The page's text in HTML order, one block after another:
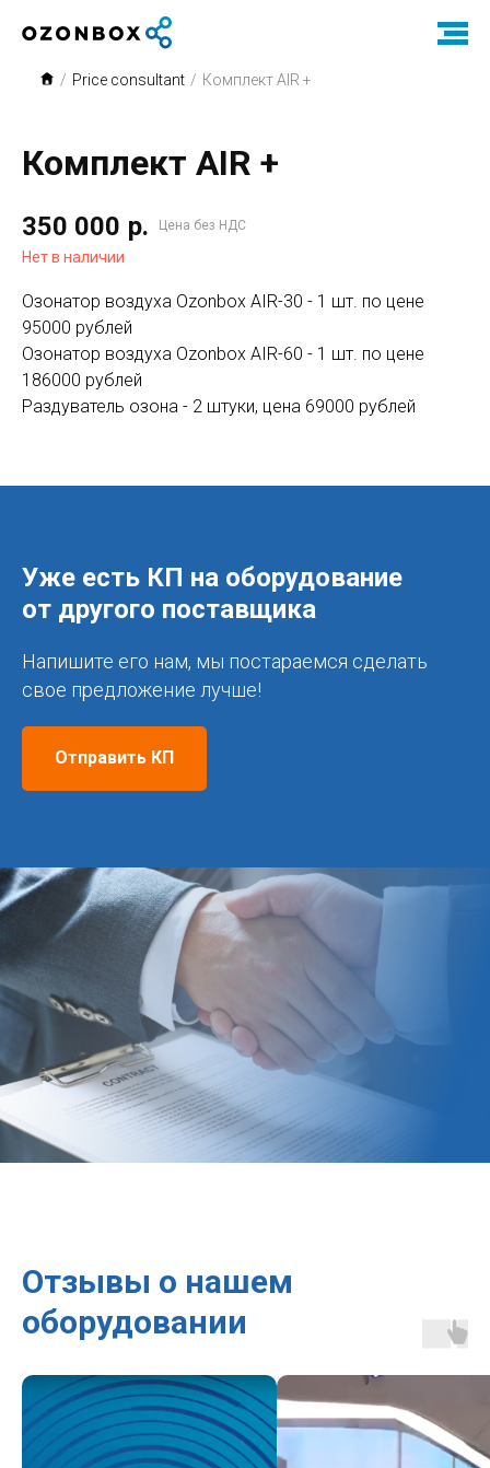
/ Price consultant / Комплект AIR +
Комплект AIR +
350 000 р. Цена без НДС
Нет в наличии
Озонатор воздуха Ozonbox AIR-30 - 1 шт. по цене
95000 рублей
Озонатор воздуха Ozonbox AIR-60 - 1 шт. по цене
186000 рублей
Раздуватель озона - 2 штуки, цена 69000 рублей
Уже есть КП на оборудование
от другого поставщика
Напишите его нам, мы постараемся сделать
свое предложение лучше!
Отправить КП
Отзывы о нашем
оборудовании